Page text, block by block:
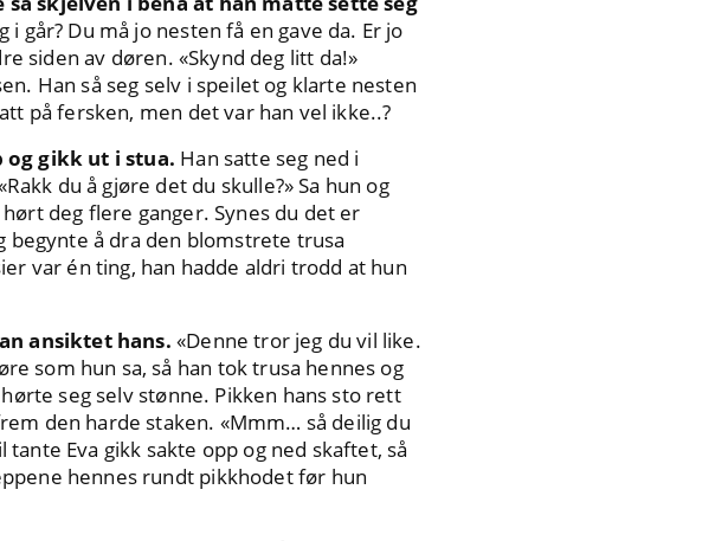
i går? Du må jo nesten få en gave da. Er jo
siden av døren. «Skynd deg litt da!»
Han så seg selv i speilet og klarte nesten
på fersken, men det var han vel ikke..?
og gikk ut i stua. Han satte seg ned i
du å gjøre det du skulle?» Sa hun og
deg flere ganger. Synes du det er
begynte å dra den blomstrete trusa
var én ting, han hadde aldri trodd at hun
ansiktet hans. «Denne tror jeg du vil like.
som hun sa, så han tok trusa hennes og
seg selv stønne. Pikken hans sto rett
den harde staken. «Mmm… så deilig du
Eva gikk sakte opp og ned skaftet, så
hennes rundt pikkhodet før hun